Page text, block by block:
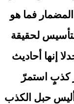
فما هو
لحقيقة
إنها أحاديث
كذبٍ استمرّ
حبل الكذب